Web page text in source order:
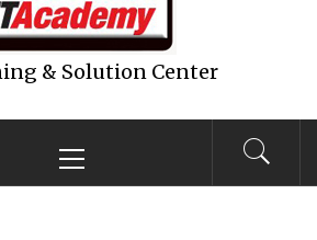
& Solution Center
Menu